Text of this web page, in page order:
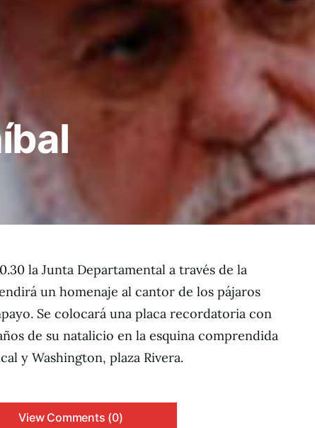
la Junta Departamental a través de la
un homenaje al cantor de los pájaros
Se colocará una placa recordatoria con
de su natalicio en la esquina comprendida
y Washington, plaza Rivera.
View Comments (0)